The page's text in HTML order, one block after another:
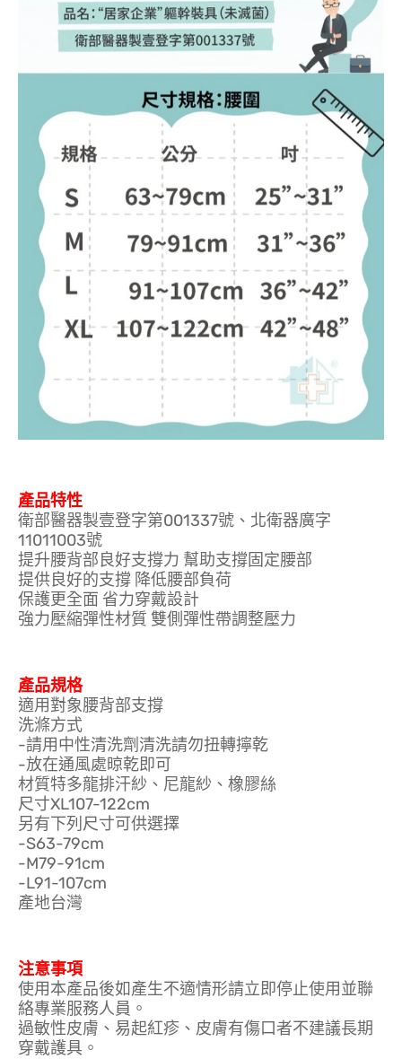
產品特性
衛部醫器製壹登字第001337號、北衛器廣字
11011003號
提升腰背部良好支撐力 幫助支撐固定腰部
提供良好的支撐 降低腰部負荷
保護更全面 省力穿戴設計
強力壓縮彈性材質 雙側彈性帶調整壓力
產品規格
適用對象腰背部支撐
洗滌方式
-請用中性清洗劑清洗請勿扭轉擰乾
-放在通風處晾乾即可
材質特多龍排汗紗、尼龍紗、橡膠絲
尺寸XL107-122cm
另有下列尺寸可供選擇
-S63-79cm
-M79-91cm
-L91-107cm
產地台灣
注意事項
使用本產品後如產生不適情形請立即停止使用並聯
絡專業服務人員。
過敏性皮膚、易起紅疹、皮膚有傷口者不建議長期
穿戴護具。